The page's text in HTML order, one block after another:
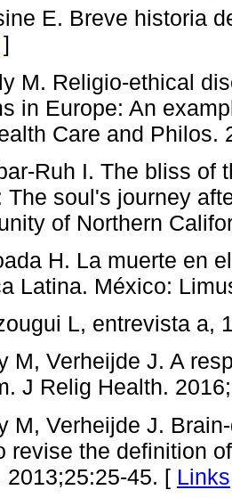
E. Breve historia
]
M. Religio-ethical
in Europe: An
Care and Philos.
Ruh I. The bliss of
The soul's journey
of Northern
H. La muerte en
Latina. México:
L, entrevista a,
M, Verheijde J. A
J Relig Health.
M, Verheijde J.
revise the definition
2013;25:25-45. [ Links